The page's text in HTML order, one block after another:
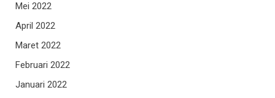
Mei 2022
April 2022
Maret 2022
Februari 2022
Januari 2022